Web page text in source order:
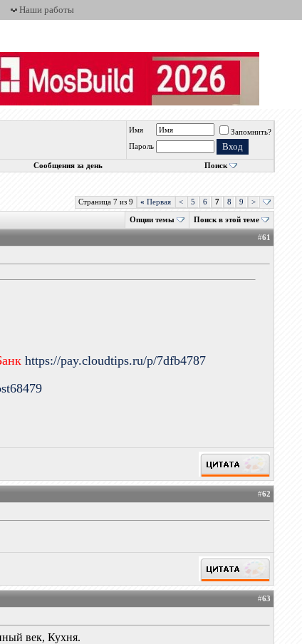
Наши работы
Имя
Запомнить?
Пароль
Сообщения за день Поиск
Страница 7 из 9 « Первая < 5 6 7 8 9 >
Опции темы Поиск в этой теме
#61
https://pay.cloudtips.ru/p/7dfb4787
#62
#63
век, Кухня.